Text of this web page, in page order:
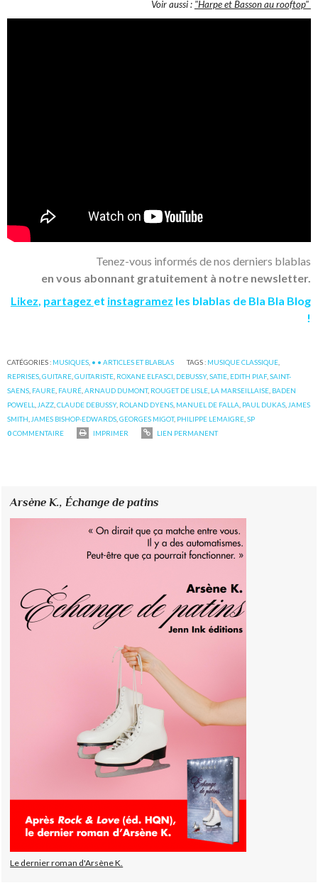
Voir aussi : "Harpe et Basson au rooftop"
Tenez-vous informés de nos derniers blablas
en vous abonnant gratuitement à notre newsletter.
Likez partagez et instagramez les blablas de Bla Bla Blog
!
CATÉGORIES : MUSIQUES • • ARTICLES ET BLABLAS TAGS : MUSIQUE CLASSIQUE
REPRISES ,GUITARE ,GUITARISTE ROXANE ELFASCI DEBUSSY,SATIE EDITH PIAF,SAINT-
SAENS FAURE FAURÉ ,ARNAUD DUMONT, ROUGET DE LISLE LA MARSEILLAISE BADEN
POWELL
JAZZ ,CLAUDE DEBUSSY, ROLAND DYENS MANUEL DE FALLA PAUL DUKAS JAMES
SMITH JAMES BISHOP-EDWARDS ,GEORGES MIGOT, PHILIPPE LEMAIGRE ,SP
0COMMENTAIRE IMPRIMER LIEN PERMANENT
Arsène K.,Échange de patins
Le dernier roman d'Arsène K.